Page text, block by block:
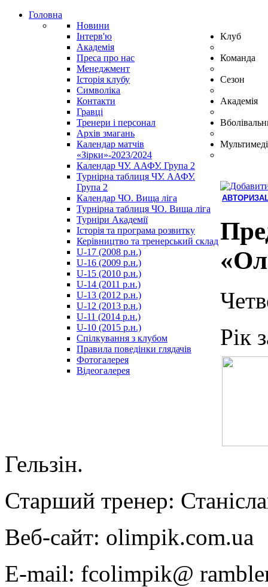
Головна
Новини
Інтерв'ю
Академія
Преса про нас
Клуб
Менеджмент
Історія клубу
Символіка
Контакти
Команда
Гравці
Тренери і персонал
Архів змагань
Сезон
Календар матчів
«Зірки»-2023/2024
Календар ЧУ. ААФУ. Група 2
Турнірна таблиця ЧУ. ААФУ.
Група 2
Календар ЧО. Вища ліга
Турнірна таблиця ЧО. Вища ліга
Академія
Турніри Академії
Історія та програма розвитку
Керівництво та тренерський склад
U-17 (2008 р.н.)
U-16 (2009 р.н.)
U-15 (2010 р.н.)
U-14 (2011 р.н.)
U-13 (2012 р.н.)
U-12 (2013 р.н.)
U-11 (2014 р.н.)
U-10 (2015 р.н.)
Спілкування з клубом
Правила поведінки глядачів
Фотогалерея
Відеогалерея
Рік
Гельзін.
Старший тренер:
Веб-сайт: olimpik.com.ua
E-mail: fcolimpik@